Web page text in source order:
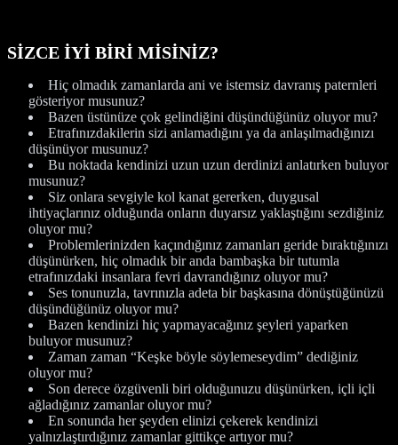
SİZCE İYİ BİRİ MİSİNİZ?
Hiç olmadık zamanlarda ani ve istemsiz davranış paternleri
gösteriyor musunuz?
Bazen üstünüze çok gelindiğini düşündüğünüz oluyor mu?
Etrafınızdakilerin sizi anlamadığını ya da anlaşılmadığınızı
düşünüyor musunuz?
Bu noktada kendinizi uzun uzun derdinizi anlatırken buluyor
musunuz?
Siz onlara sevgiyle kol kanat gererken, duygusal
ihtiyaçlarınız olduğunda onların duyarsız yaklaştığını sezdiğiniz
oluyor mu?
Problemlerinizden kaçındığınız zamanları geride bıraktığınızı
düşünürken, hiç olmadık bir anda bambaşka bir tutumla
etrafınızdaki insanlara fevri davrandığınız oluyor mu?
Ses tonunuzla, tavrınızla adeta bir başkasına dönüştüğünüzü
düşündüğünüz oluyor mu?
Bazen kendinizi hiç yapmayacağınız şeyleri yaparken
buluyor musunuz?
Zaman zaman “Keşke böyle söylemeseydim” dediğiniz
oluyor mu?
Son derece özgüvenli biri olduğunuzu düşünürken, içli içli
ağladığınız zamanlar oluyor mu?
En sonunda her şeyden elinizi çekerek kendinizi
yalnızlaştırdığınız zamanlar gittikçe artıyor mu?